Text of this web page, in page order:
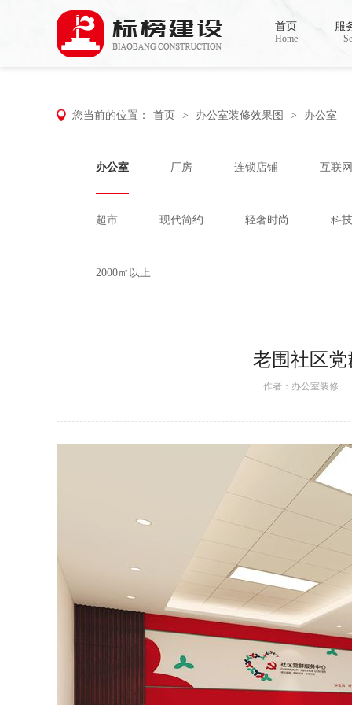
哈密瓜视频,哈密瓜视频app,哈密瓜视频
首页
Home
服
您当前的位置： 首页 > 办公室装修效果图 > 办公室
办公室 厂房 连锁店铺 互联网
超市 现代简约 轻奢时尚 科
2000㎡以上
老围社区
作者： 办公室装修